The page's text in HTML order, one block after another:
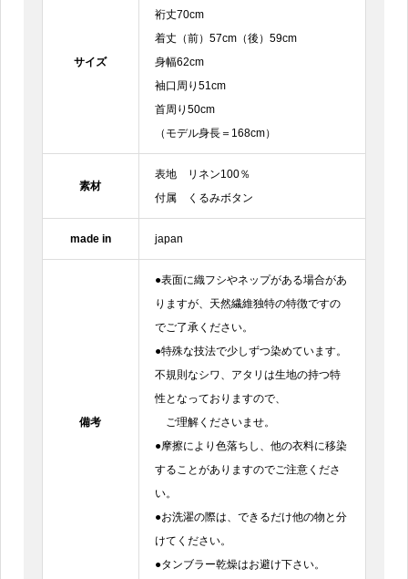
サイズ
裄丈70cm
着丈（前）57cm（後）59cm
身幅62cm
袖口周り51cm
首周り50cm
（モデル身長＝168cm）
素材
表地 リネン100％
付属 くるみボタン
made in japan
備考
●表面に織フシやネップがある場合があ
りますが、天然繊維独特の特徴ですの
でご了承ください。
●特殊な技法で少しずつ染めています。
不規則なシワ、アタリは生地の持つ特
性となっておりますので、
ご理解くださいませ。
●摩擦により色落ちし、他の衣料に移染
することがありますのでご注意くださ
い。
●お洗濯の際は、できるだけ他の物と分
けてください。
●タンブラー乾燥はお避け下さい。